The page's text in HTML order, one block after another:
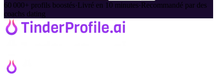
60 000+ profils boostés·Livré en 10 minutes·Recommandé par des
coachs dating